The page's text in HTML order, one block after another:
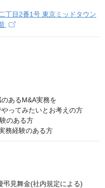
丁目2番1号 東京ミッドタウン
あるM&A実務を
ってみたいとお考えの方
のある方
務経験のある方
弔見舞金(社内規定による)